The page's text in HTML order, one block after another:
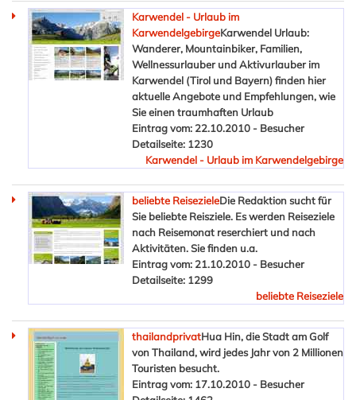
Karwendel - Urlaub im
KarwendelgebirgeKarwendel Urlaub:
Wanderer, Mountainbiker, Familien,
Wellnessurlauber und Aktivurlauber im
Karwendel (Tirol und Bayern) finden hier
aktuelle Angebote und Empfehlungen, wie
Sie einen traumhaften Urlaub
Eintrag vom: 22.10.2010 - Besucher
Detailseite: 1230
Karwendel - Urlaub im Karwendelgebirge
beliebte ReisezieleDie Redaktion sucht für
Sie beliebte Reisziele. Es werden Reiseziele
nach Reisemonat reserchiert und nach
Aktivitäten. Sie finden u.a.
Eintrag vom: 21.10.2010 - Besucher
Detailseite: 1299
beliebte Reiseziele
thailandprivatHua Hin, die Stadt am Golf
von Thailand, wird jedes Jahr von 2 Millionen
Touristen besucht.
Eintrag vom: 17.10.2010 - Besucher